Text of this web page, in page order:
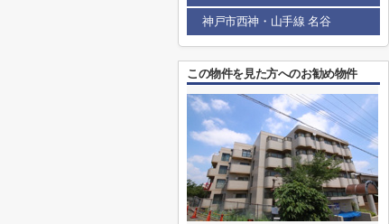
神戸市西神・山手線 名谷
この物件を見た方へのお勧め物件